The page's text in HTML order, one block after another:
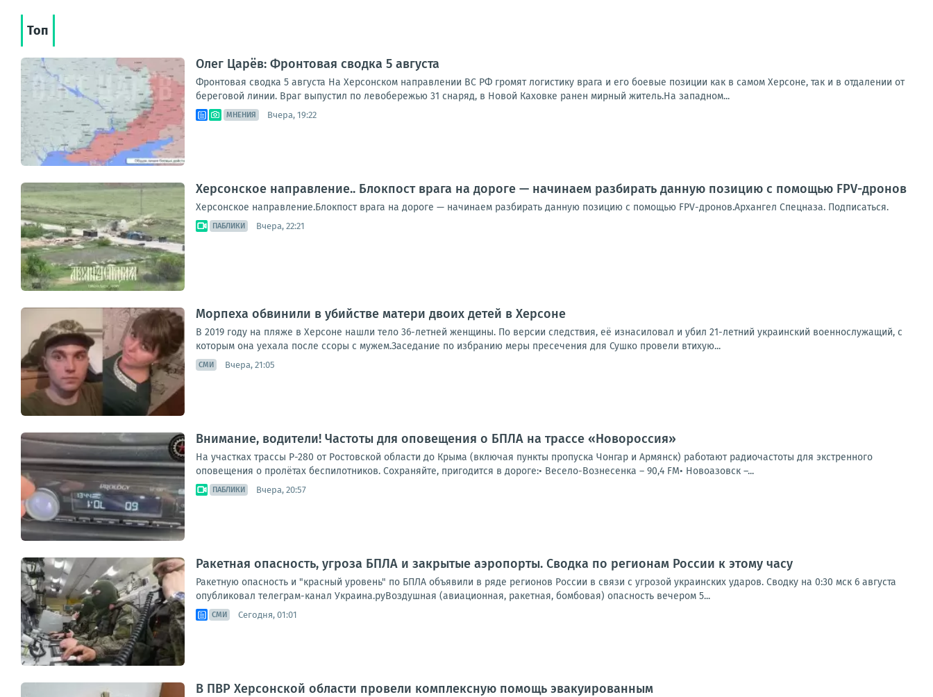
Топ
Олег Царёв: Фронтовая сводка 5 августа
Фронтовая сводка 5 августа На Херсонском направлении ВС РФ громят логистику врага и его боевые позиции как в самом Херсоне, так и в отдалении от
береговой линии. Враг выпустил по левобережью 31 снаряд, в Новой Каховке ранен мирный житель.На западном...
МНЕНИЯ Вчера, 19:22
Херсонское направление.. Блокпост врага на дороге — начинаем разбирать данную позицию с помощью FPV-дронов
Херсонское направление.Блокпост врага на дороге — начинаем разбирать данную позицию с помощью FPV-дронов.Архангел Спецназа. Подписаться.
ПАБЛИКИ Вчера, 22:21
Морпеха обвинили в убийстве матери двоих детей в Херсоне
В 2019 году на пляже в Херсоне нашли тело 36-летней женщины. По версии следствия, её изнасиловал и убил 21-летний украинский военнослужащий, с
которым она уехала после ссоры с мужем.Заседание по избранию меры пресечения для Сушко провели втихую...
СМИ Вчера, 21:05
Внимание, водители! Частоты для оповещения о БПЛА на трассе «Новороссия»
На участках трассы Р-280 от Ростовской области до Крыма (включая пункты пропуска Чонгар и Армянск) работают радиочастоты для экстренного
оповещения о пролётах беспилотников. Сохраняйте, пригодится в дороге:• Весело-Вознесенка – 90,4 FM• Новоазовск –...
ПАБЛИКИ Вчера, 20:57
Ракетная опасность, угроза БПЛА и закрытые аэропорты. Сводка по регионам России к этому часу
Ракетную опасность и "красный уровень" по БПЛА объявили в ряде регионов России в связи с угрозой украинских ударов. Сводку на 0:30 мск 6 августа
опубликовал телеграм-канал Украина.руВоздушная (авиационная, ракетная, бомбовая) опасность вечером 5...
СМИ Сегодня, 01:01
В ПВР Херсонской области провели комплексную помощь эвакуированным